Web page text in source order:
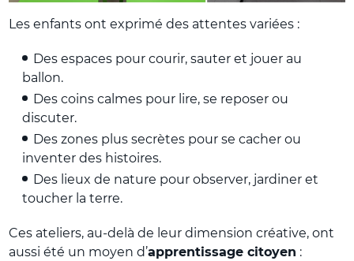
Les enfants ont exprimé des attentes variées :
Des espaces pour courir, sauter et jouer au
ballon.
Des coins calmes pour lire, se reposer ou
discuter.
Des zones plus secrètes pour se cacher ou
inventer des histoires.
Des lieux de nature pour observer, jardiner et
toucher la terre.
Ces ateliers, au-delà de leur dimension créative, ont
aussi été un moyen d’apprentissage citoyen :